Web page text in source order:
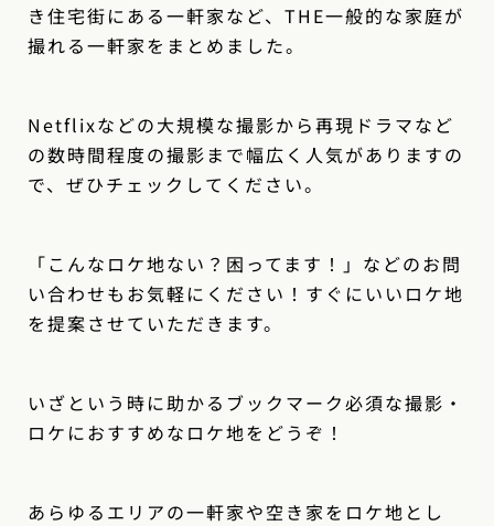
き住宅街にある一軒家など、THE一般的な家庭が
撮れる一軒家をまとめました。
Netflixなどの大規模な撮影から再現ドラマなど
の数時間程度の撮影まで幅広く人気がありますの
で、ぜひチェックしてください。
「こんなロケ地ない？困ってます！」などのお問
い合わせもお気軽にください！すぐにいいロケ地
を提案させていただきます。
いざという時に助かるブックマーク必須な撮影・
ロケにおすすめなロケ地をどうぞ！
あらゆるエリアの一軒家や空き家をロケ地とし